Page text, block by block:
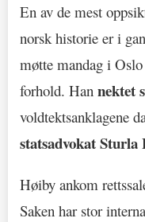
En av de mest
norsk historie er i
møtte mandag i
forhold. Han nektet
voldtektsanklagene
statsadvokat Sturla
Høiby ankom
Saken har stor